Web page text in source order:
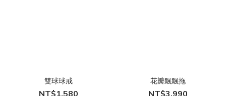
雙球球戒
NT$1,580
花瓣飄飄拖
NT$3,990